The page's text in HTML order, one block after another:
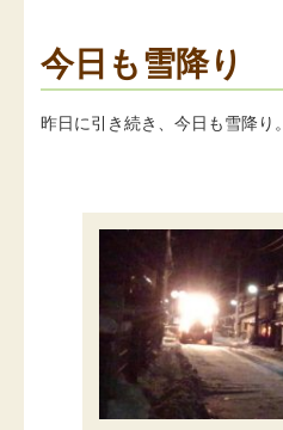
今日も雪降り
昨日に引き続き、今日も雪降り。